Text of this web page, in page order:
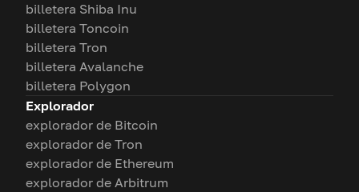
billetera Shiba Inu
billetera Toncoin
billetera Tron
billetera Avalanche
billetera Polygon
Explorador
explorador de Bitcoin
explorador de Tron
explorador de Ethereum
explorador de Arbitrum